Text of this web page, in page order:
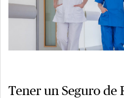
Tener un Seguro de